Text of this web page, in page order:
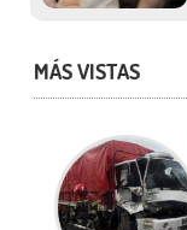
MÁS VISTAS